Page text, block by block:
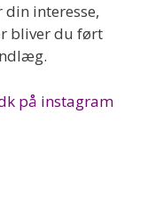
interesse,
bliver du ført
på instagram